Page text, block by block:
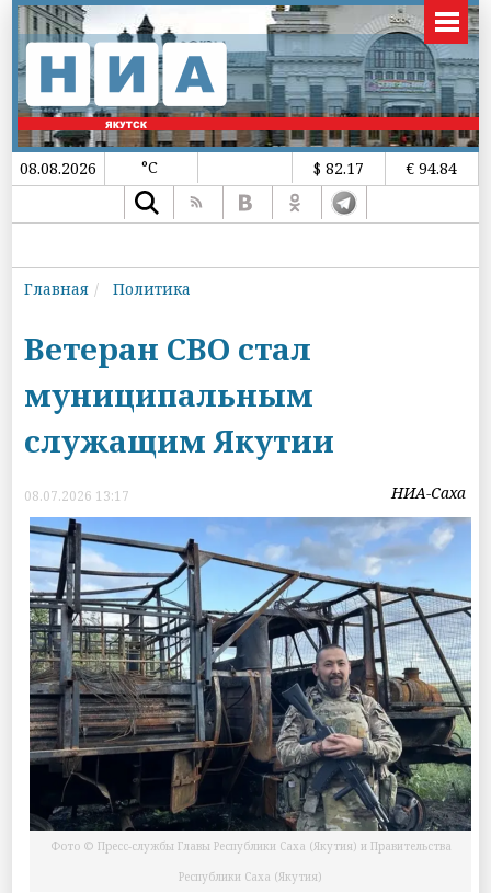
08.08.2026 °C $ 82.17 € 94.84
Главная Политика
Ветеран СВО стал
муниципальным
служащим Якутии
08.07.2026 13:17 НИА-Саха
Фото © Пресс-службы Главы Республики Саха (Якутия) и Правительства
Республики Саха (Якутия)